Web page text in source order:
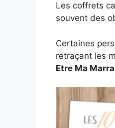
Les coffrets
souvent des
Certaines
retraçant les
Etre Ma